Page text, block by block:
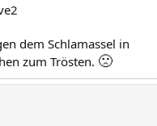
dem Schlamassel in
zum Trösten. 🙁